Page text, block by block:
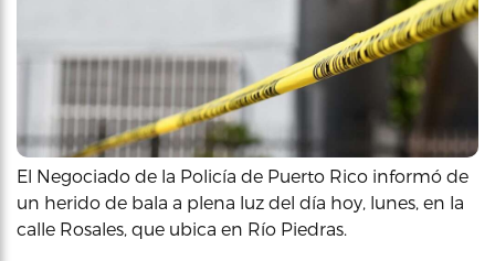
El Negociado de la Policía de Puerto Rico informó de
un herido de bala a plena luz del día hoy, lunes, en la
calle Rosales, que ubica en Río Piedras.